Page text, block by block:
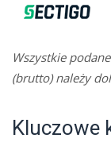
Wszystkie
(brutto) należy
Kluczowe